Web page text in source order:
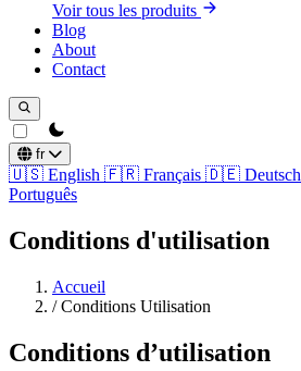
Voir tous les produits
Blog
About
Contact
theme switcher
fr
🇺🇸 English 🇫🇷 Français 🇩🇪 Deutsch
Português
Conditions d'utilisation
Accueil
/ Conditions Utilisation
Conditions d’utilisation